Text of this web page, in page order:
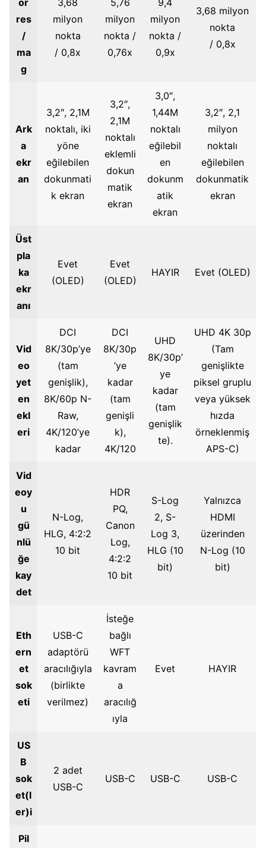
res
/
ma
g
milyon
nokta
/ 0,8x
milyon
nokta /
0,76x
milyon
nokta /
0,9x
3,68 milyon
nokta
/ 0,8x
Ark
a
ekr
an
3,2″, 2,1M
noktalı, iki
yöne
eğilebilen
dokunmati
k ekran
3,2″,
2,1M
noktalı
eklemli
dokun
matik
ekran
3,0″,
1,44M
noktalı
eğilebil
en
dokunm
atik
ekran
3,2″, 2,1
milyon
noktalı
eğilebilen
dokunmatik
ekran
Üst
pla
ka
ekr
anı
Evet
(OLED)
Evet
(OLED)
HAYIR Evet (OLED)
Vid
eo
yet
en
ekl
eri
DCI
8K/30p’ye
(tam
genişlik),
8K/60p N-
Raw,
4K/120’ye
kadar
DCI
8K/30p
’ye
kadar
(tam
genişli
k),
4K/120
UHD
8K/30p’
ye
kadar
(tam
genişlik
te).
UHD 4K 30p
(Tam
genişlikte
piksel gruplu
veya yüksek
hızda
örneklenmiş
APS-C)
Vid
eoy
u
gü
nlü
ğe
kay
det
N-Log,
HLG, 4:2:2
10 bit
HDR
PQ,
Canon
Log,
4:2:2
10 bit
S-Log
2, S-
Log 3,
HLG (10
bit)
Yalnızca
HDMI
üzerinden
N-Log (10
bit)
Eth
ern
et
sok
eti
USB-C
adaptörü
aracılığıyla
(birlikte
verilmez)
İsteğe
bağlı
WFT
kavram
a
aracılığ
ıyla
Evet HAYIR
US
B
sok
et(l
er)i
2 adet
USB-C
USB-C USB-C USB-C
Pil